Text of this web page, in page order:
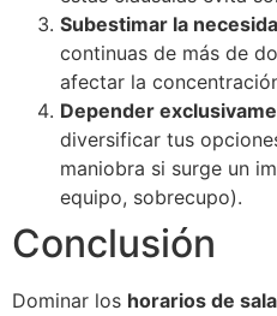
Subestimar la
continuas de más de
afectar la
Depender
diversificar tus
maniobra si surge un
equipo, sobrecupo).
Conclusión
Dominar los horarios de